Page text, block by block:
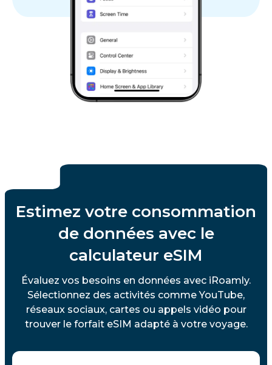
Estimez votre consommation
de données avec le
calculateur eSIM
Évaluez vos besoins en données avec iRoamly.
Sélectionnez des activités comme YouTube,
réseaux sociaux, cartes ou appels vidéo pour
trouver le forfait eSIM adapté à votre voyage.